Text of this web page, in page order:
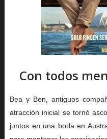
Con todos
Bea y Ben, antiguos
atracción inicial se tornó
juntos en una boda en